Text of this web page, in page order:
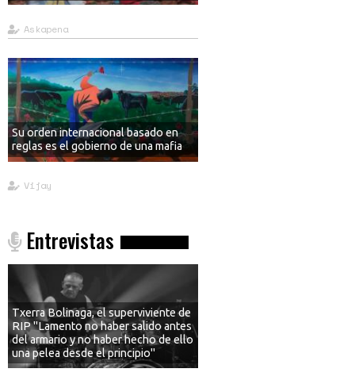
Askapena
Su orden internacional basado en
reglas es el gobierno de una mafia
Vijay
Entrevistas
Txerra Bolinaga, el superviviente de
RIP "Lamento no haber salido antes
del armario y no haber hecho de ello
una pelea desde el principio"